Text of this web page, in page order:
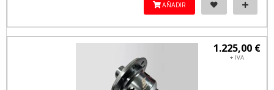
AÑADIR
1.225,00 €
+ IVA